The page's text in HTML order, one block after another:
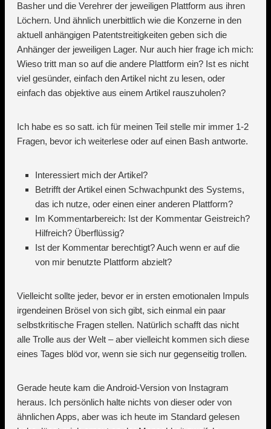
Basher und die Verehrer der jeweiligen Plattform aus ihren
Löchern. Und ähnlich unerbittlich wie die Konzerne in den
aktuell anhängigen Patentstreitigkeiten geben sich die
Anhänger der jeweiligen Lager. Nur auch hier frage ich mich:
Wieso tritt man so auf die andere Plattform ein? Ist es nicht
viel gesünder, einfach den Artikel nicht zu lesen, oder
einfach das objektive aus einem Artikel rauszuholen?
Ich habe es so satt. ich für meinen Teil stelle mir immer 1-2
Fragen, bevor ich weiterlese oder auf einen Bash antworte.
Interessiert mich der Artikel?
Betrifft der Artikel einen Schwachpunkt des Systems,
das ich nutze, oder einen einer anderen Plattform?
Im Kommentarbereich: Ist der Kommentar Geistreich?
Hilfreich? Überflüssig?
Ist der Kommentar berechtigt? Auch wenn er auf die
von mir benutzte Plattform abzielt?
Vielleicht sollte jeder, bevor er in ersten emotionalen Impuls
irgendeinen Brösel von sich gibt, sich einmal ein paar
selbstkritische Fragen stellen. Natürlich schafft das nicht
alle Trolle aus der Welt – aber vielleicht kommen sich diese
eines Tages blöd vor, wenn sie sich nur gegenseitig trollen.
Gerade heute kam die Android-Version von Instagram
heraus. Ich persönlich halte nichts von dieser oder von
ähnlichen Apps, aber was ich heute im Standard gelesen